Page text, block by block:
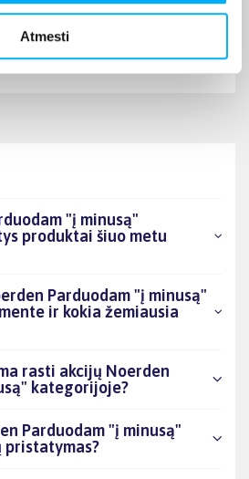
Atmesti
"į minusą"
produktai šiuo metu
Parduodam "į minusą"
ir kokia žemiausia
rasti akcijų Noerden
kategorijoje?
Parduodam "į minusą"